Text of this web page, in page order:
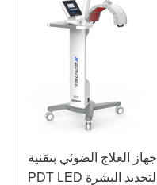
جهاز العلاج الضوئي بتقنية
PDT LED لتجديد البشرة